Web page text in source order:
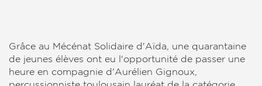
Grâce au Mécénat Solidaire d'Aïda, une quarantaine
de jeunes élèves ont eu l'opportunité de passer une
heure en compagnie d'Aurélien Gignoux,